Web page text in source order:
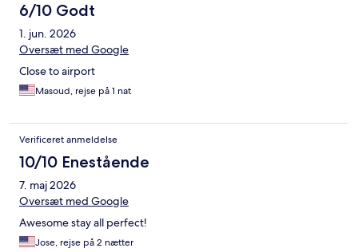
6/10 Godt
1. jun. 2026
Oversæt med Google
Close to airport
Masoud, rejse på 1 nat
Verificeret anmeldelse
10/10 Enestående
7. maj 2026
Oversæt med Google
Awesome stay all perfect!
Jose, rejse på 2 nætter